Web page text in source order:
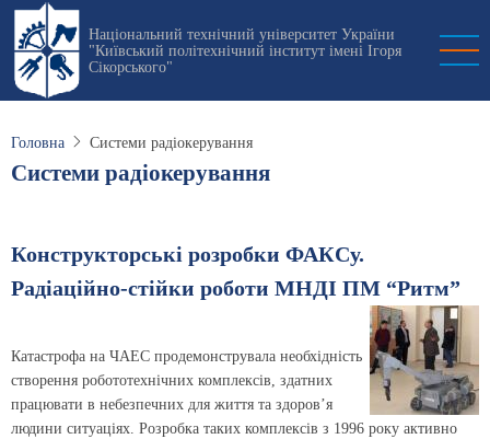
Перейти
основного
вмісту
Національний технічний університет України
"Київський політехнічний інститут імені Ігоря
Сікорського"
Головна Системи радіокерування
Системи радіокерування
Конструкторські розробки ФАКСу.
Радіаційно-стійки роботи МНДІ ПМ “Ритм”
Катастрофа на ЧАЕС продемонструвала необхідність
створення робототехнічних комплексів, здатних
працювати в небезпечних для життя та здоров’я
людини ситуаціях. Розробка таких комплексів з 1996 року активно